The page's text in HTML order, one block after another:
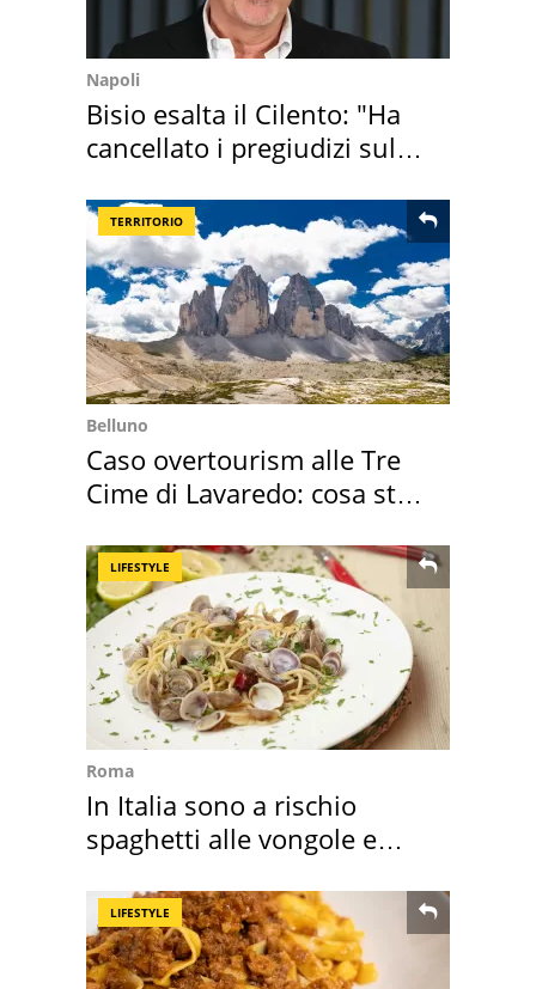
Napoli
Bisio esalta il Cilento: "Ha
cancellato i pregiudizi sul
TERRITORIO
Belluno
Caso overtourism alle Tre
Cime di Lavaredo: cosa sta
LIFESTYLE
Roma
In Italia sono a rischio
spaghetti alle vongole e
LIFESTYLE